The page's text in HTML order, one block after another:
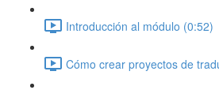
Introducción al módulo (0:52)
Cómo crear proyectos de